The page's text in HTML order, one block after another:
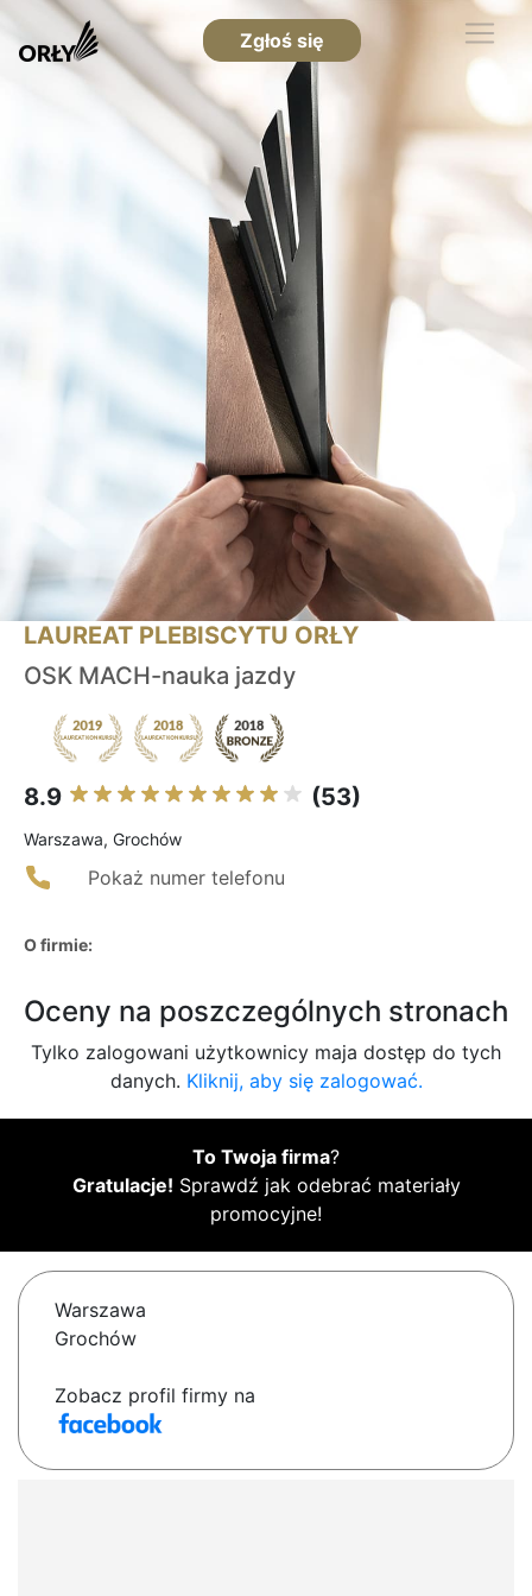
Zgłoś się
LAUREAT PLEBISCYTU ORŁY
OSK MACH-nauka jazdy
8.9 (53)
Warszawa, Grochów
Pokaż numer telefonu
O firmie:
Oceny na poszczególnych stronach
Tylko zalogowani użytkownicy maja dostęp do tych
danych. Kliknij, aby się zalogować.
To Twoja firma?
Gratulacje! Sprawdź jak odebrać materiały
promocyjne!
Warszawa
Grochów
Zobacz profil firmy na